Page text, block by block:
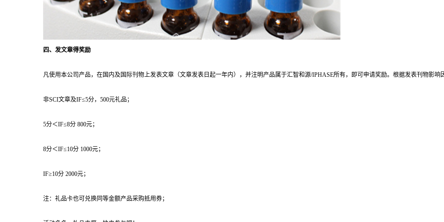
四、发文章得奖励
凡使用本公司产品，在国内及国际刊物上发表文章（文章发表日起一年内），并注明产品属于汇智和源/IPHASE所有，即可申请奖励。根据发表刊物影响
非SCI文章及IF≤5分，500元礼品；
5分＜IF≤8分 800元；
8分＜IF≤10分 1000元；
IF≥10分 2000元；
注：礼品卡也可兑换同等金额产品采购抵用券；